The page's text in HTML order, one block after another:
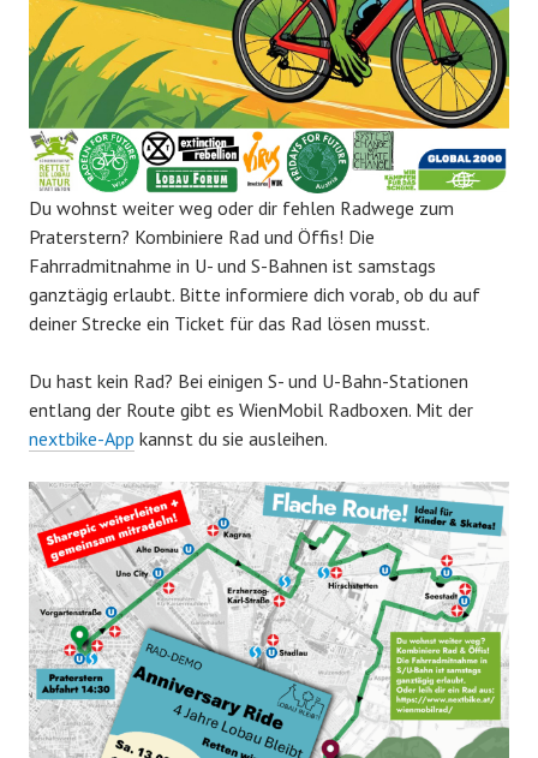
Du wohnst weiter weg oder dir fehlen Radwege zum
Praterstern? Kombiniere Rad und Öffis! Die
Fahrradmitnahme in U- und S-Bahnen ist samstags
ganztägig erlaubt. Bitte informiere dich vorab, ob du auf
deiner Strecke ein Ticket für das Rad lösen musst.
Du hast kein Rad? Bei einigen S- und U-Bahn-Stationen
entlang der Route gibt es WienMobil Radboxen. Mit der
nextbike-App kannst du sie ausleihen.